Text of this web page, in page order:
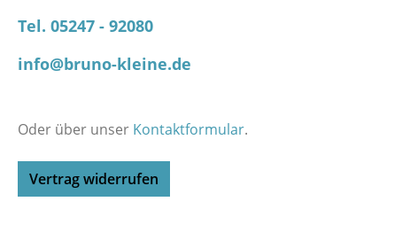
Tel. 05247 - 92080
info@bruno-kleine.de
Oder über unser Kontaktformular.
Vertrag widerrufen